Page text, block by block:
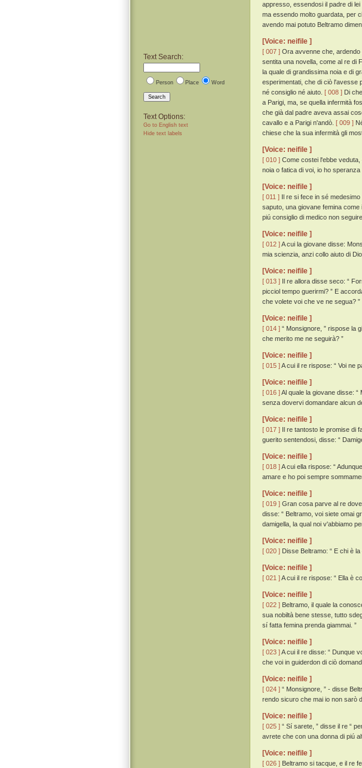
Text Search:
Person Place Word
Search
Text Options:
Go to English text
Hide text labels
appresso, essendosi il padre di
ma essendo molto guardata, per
avendo mai potuto Beltramo
[Voice: neifile ]
[ 007 ] Ora avvenne che, ardendo
sentita una novella, come al re di
la quale di grandissima noia e di
esperimentati, che di ciò l'avesse
né consiglio né aiuto. [ 008 ] Di
a Parigi, ma, se quella infermità
che già dal padre aveva assai
cavallo e a Parigi n'andò. [ 009 ]
chiese che la sua infermità gli
[Voice: neifile ]
[ 010 ] Come costei l'ebbe
noia o fatica di voi, io ho
[Voice: neifile ]
[ 011 ] Il re si fece in sé
saputo, una giovane femina
piú consiglio di medico non seguire.
[Voice: neifile ]
[ 012 ]A cui la giovane disse:
mia scienzia, anzi collo aiuto di
[Voice: neifile ]
[ 013 ] Il re allora disse seco: “
picciol tempo guerirmi? ” E
che volete voi che ve ne segua? ”
[Voice: neifile ]
[ 014 ] “ Monsignore, ” rispose la
che merito me ne seguirà? ”
[Voice: neifile ]
[ 015 ]A cui il re rispose: “ Voi ne
[Voice: neifile ]
[ 016 ]Al quale la giovane disse: “
senza dovervi domandare alcun
[Voice: neifile ]
[ 017 ] Il re tantosto le promise di
guerito sentendosi, disse: “
[Voice: neifile ]
[ 018 ]A cui ella rispose: “
amare e ho poi sempre
[Voice: neifile ]
[ 019 ] Gran cosa parve al re
disse: “ Beltramo, voi siete omai
damigella, la qual noi v'abbiamo
[Voice: neifile ]
[ 020 ] Disse Beltramo: “ E chi è
[Voice: neifile ]
[ 021 ]A cui il re rispose: “ Ella è
[Voice: neifile ]
[ 022 ] Beltramo, il quale la
sua nobiltà bene stesse, tutto
sí fatta femina prenda giammai. ”
[Voice: neifile ]
[ 023 ]A cui il re disse: “ Dunque
che voi in guiderdon di ciò
[Voice: neifile ]
[ 024 ] “ Monsignore, ” - disse
rendo sicuro che mai io non sarò
[Voice: neifile ]
[ 025 ] “ Sí sarete, ” disse il re “
avrete che con una donna di piú
[Voice: neifile ]
[ 026 ] Beltramo si tacque, e il re